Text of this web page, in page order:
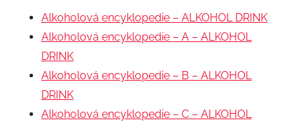
Alkoholová encyklopedie – ALKOHOL DRINK
Alkoholová encyklopedie – A – ALKOHOL
DRINK
Alkoholová encyklopedie – B – ALKOHOL
DRINK
Alkoholová encyklopedie – C – ALKOHOL